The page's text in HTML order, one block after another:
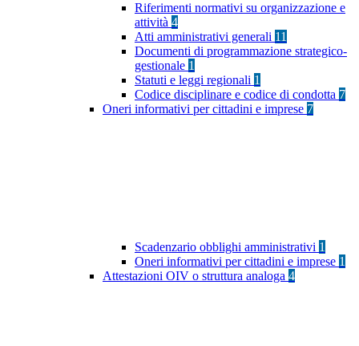
Riferimenti normativi su organizzazione e
attività 4
Atti amministrativi generali 11
Documenti di programmazione strategico-
gestionale 1
Statuti e leggi regionali 1
Codice disciplinare e codice di condotta 7
Oneri informativi per cittadini e imprese 7
Scadenzario obblighi amministrativi 1
Oneri informativi per cittadini e imprese 1
Attestazioni OIV o struttura analoga 4